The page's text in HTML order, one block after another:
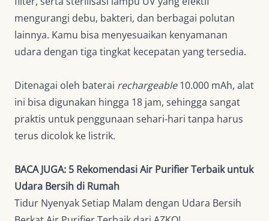
mengurangi debu, bakteri, dan berbagai polutan
lainnya. Kamu bisa menyesuaikan kenyamanan
udara dengan tiga tingkat kecepatan yang tersedia.
Ditenagai oleh baterai rechargeable10.000 mAh, alat
ini bisa digunakan hingga 18 jam, sehingga sangat
praktis untuk penggunaan sehari-hari tanpa harus
terus dicolok ke listrik.
BACA JUGA: 5 Rekomendasi Air Purifier Terbaik untuk
Udara Bersih di Rumah
Tidur Nyenyak Setiap Malam dengan Udara Bersih